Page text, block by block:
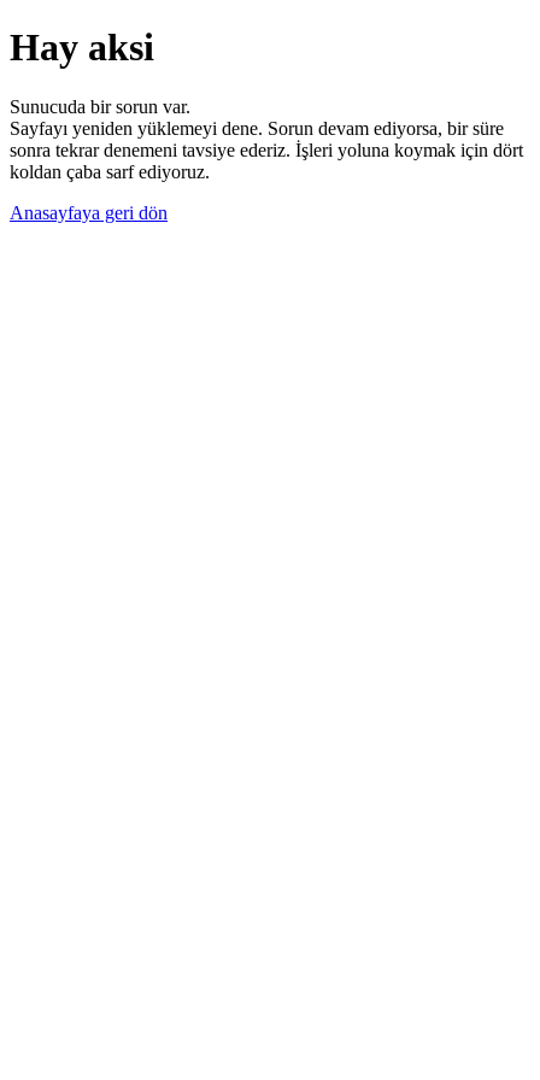
Hay aksi
Sunucuda bir sorun var.
Sayfayı yeniden yüklemeyi dene. Sorun devam ediyorsa, bir süre
sonra tekrar denemeni tavsiye ederiz. İşleri yoluna koymak için dört
koldan çaba sarf ediyoruz.
Anasayfaya geri dön